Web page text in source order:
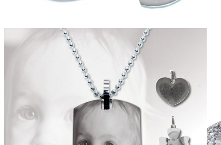
Simple Collection
Zásnubné prstne z kolekcie Simple.